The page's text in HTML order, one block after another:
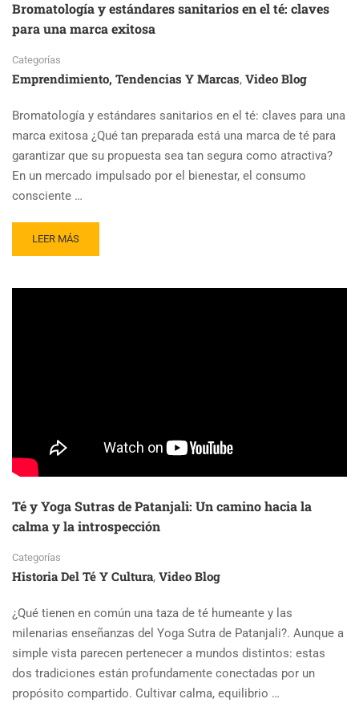
Bromatología y estándares sanitarios en el té: claves
para una marca exitosa
Categorías
Emprendimiento, Tendencias Y Marcas, Video Blog
Bromatología y estándares sanitarios en el té: claves para una
marca exitosa ¿Qué tan preparada está una marca de té para
garantizar que su propuesta sea tan segura como atractiva?
En un mercado impulsado por el bienestar, el consumo
consciente …
READ
MORE
BROMATOLOGÍA
MARCA
EXITOSA
LEER MÁS
Té y Yoga Sutras de Patanjali: Un camino hacia la
calma y la introspección
Categorías
Historia Del Té Y Cultura, Video Blog
¿Qué tienen en común una taza de té humeante y las
milenarias enseñanzas del Yoga Sutra de Patanjali?. Aunque a
simple vista parecen pertenecer a mundos distintos: estas
dos tradiciones están profundamente conectadas por un
propósito compartido. Cultivar calma, equilibrio …